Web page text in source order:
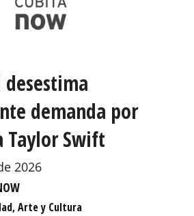
desestima
demanda por
Taylor Swift
2026
Arte y Cultura